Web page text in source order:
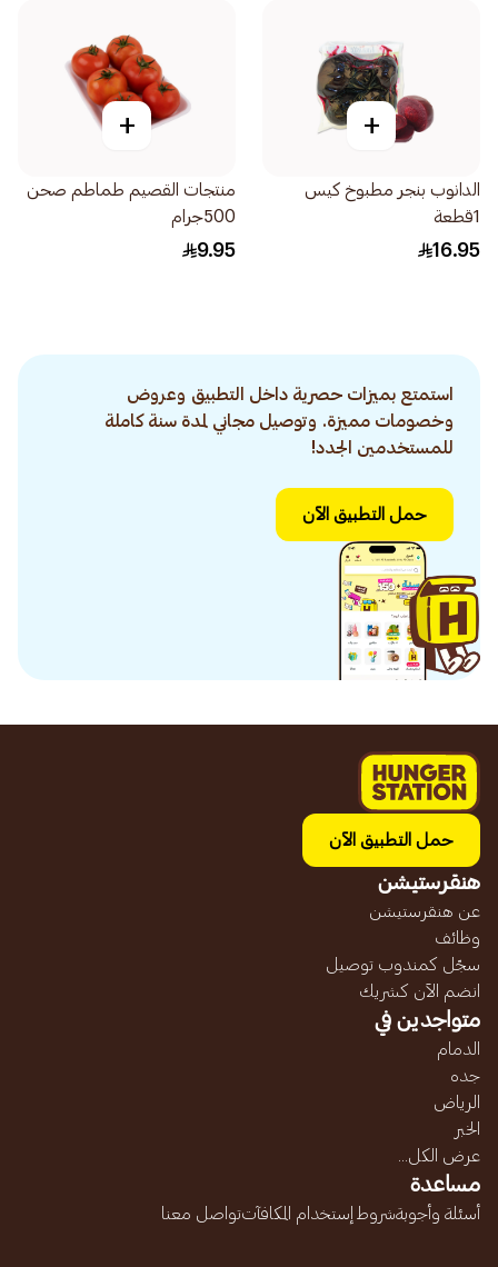
+
الدانوب بنجر مطبوخ كيس
1قطعة
16.95
+
منتجات القصيم طماطم صحن
500جرام
9.95
استمتع بميزات حصرية داخل التطبيق وعروض
وخصومات مميزة. وتوصيل مجاني لمدة سنة كاملة
للمستخدمين الجدد!
حمل التطبيق الآن
حمل التطبيق الآن
هنقرستيشن
عن هنقرستيشن
وظائف
سجّل كمندوب توصيل
انضم الآن كشريك
متواجدين في
الدمام
جده
الرياض
الخبر
عرض الكل...
مساعدة
أسئلة وأجوبةشروط إستخدام المكافآتتواصل معنا